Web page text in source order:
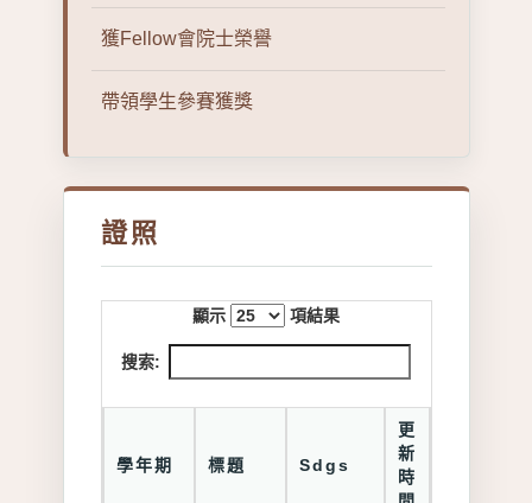
獲Fellow會院士榮譽
帶領學生參賽獲獎
證照
顯示 項結果
搜索:
學年期 標題 Sdgs
更
新
時